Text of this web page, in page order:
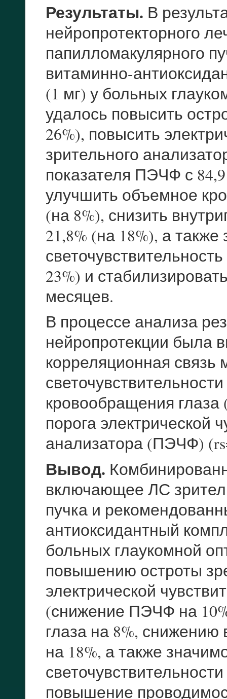
Результаты. В
нейропротекторного
папилломакулярного
витаминно-
(1 мг) у больных
удалось повысить
26%), повысить
зрительного
показателя ПЭЧФ с
улучшить объемное
(на 8%), снизить
21,8% (на 18%), а
23%) и
месяцев.
В процессе анализа
нейропротекции была
корреляционная
кровообращения глаза
порога электрической
анализатора (ПЭЧФ)
Вывод.
включающее ЛС
пучка и
антиоксидантный
больных глаукомной
повышению остроты
электрической
(снижение ПЭЧФ на
глаза на 8%, снижению
на 18%, а также
повышение